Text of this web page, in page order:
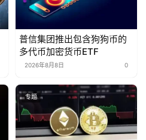
普信集团推出包含狗狗币的
多代币加密货币ETF
2026年8月8日 0
专题